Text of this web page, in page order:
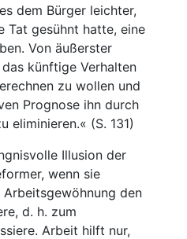
dem Bürger leichter,
Tat gesühnt hatte, eine
Von äußerster
künftige Verhalten
zu wollen und
Prognose ihn durch
eliminieren.« (S. 131)
Illusion der
wenn sie
den
d. h. zum
Arbeit hilft nur,